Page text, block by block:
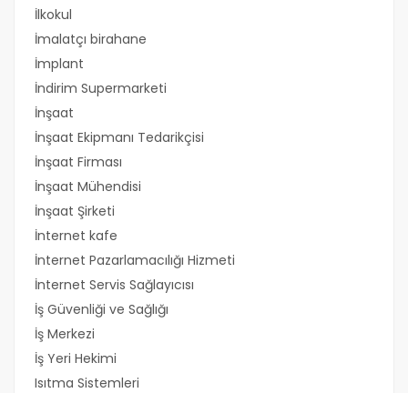
İlkokul
İmalatçı birahane
İmplant
İndirim Supermarketi
İnşaat
İnşaat Ekipmanı Tedarikçisi
İnşaat Firması
İnşaat Mühendisi
İnşaat Şirketi
İnternet kafe
İnternet Pazarlamacılığı Hizmeti
İnternet Servis Sağlayıcısı
İş Güvenliği ve Sağlığı
İş Merkezi
İş Yeri Hekimi
Isıtma Sistemleri